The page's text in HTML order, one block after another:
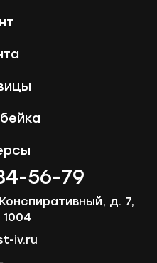
56-79
д. 7,
iv.ru